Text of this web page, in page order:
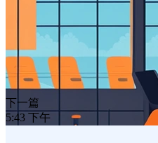
下一篇
5:43 下午